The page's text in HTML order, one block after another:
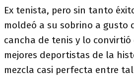
Ex tenista, pero sin tanto
moldeó a su sobrino a gusto
cancha de tenis y lo
mejores deportistas de la
mezcla casi perfecta entre